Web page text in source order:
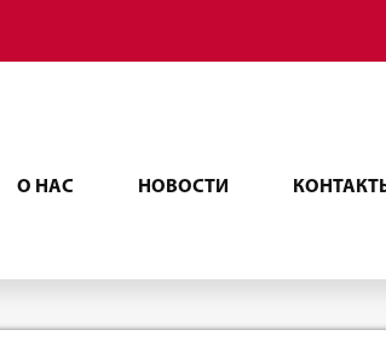
О НАС НОВОСТИ